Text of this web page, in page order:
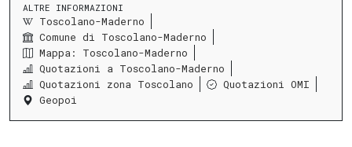
ALTRE INFORMAZIONI
Toscolano-Maderno
Comune di Toscolano-Maderno
Mappa: Toscolano-Maderno
Quotazioni a Toscolano-Maderno
Quotazioni zona Toscolano
Quotazioni OMI
Geopoi